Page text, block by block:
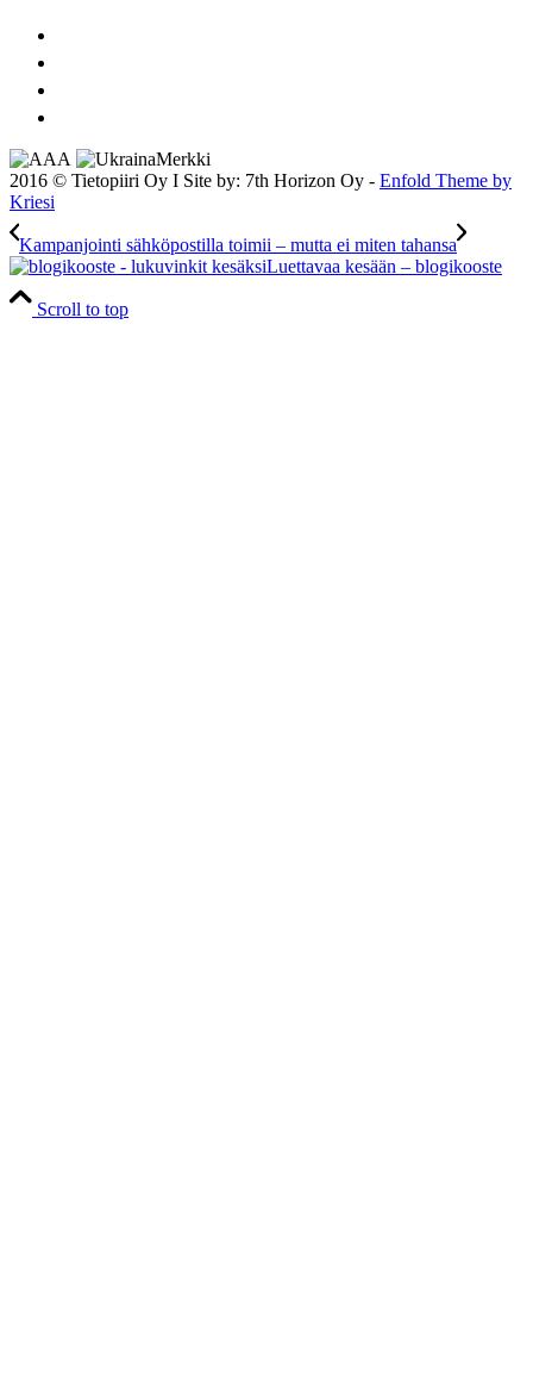
2016 © Tietopiiri Oy I Site by: 7th Horizon Oy - Enfold Theme by
Kriesi
Kampanjointi sähköpostilla toimii – mutta ei miten tahansa
Luettavaa kesään – blogikooste
Scroll to top